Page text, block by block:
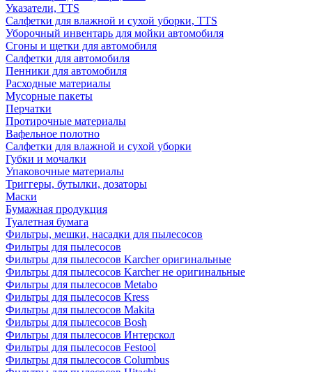
Указатели, TTS
Салфетки для влажной и сухой уборки, TTS
Уборочный инвентарь для мойки автомобиля
Сгоны и щетки для автомобиля
Салфетки для автомобиля
Пенники для автомобиля
Расходные материалы
Мусорные пакеты
Перчатки
Протирочные материалы
Вафельное полотно
Салфетки для влажной и сухой уборки
Губки и мочалки
Упаковочные материалы
Триггеры, бутылки, дозаторы
Маски
Бумажная продукция
Туалетная бумага
Фильтры, мешки, насадки для пылесосов
Фильтры для пылесосов
Фильтры для пылесосов Karcher оригинальные
Фильтры для пылесосов Karcher не оригинальные
Фильтры для пылесосов Metabo
Фильтры для пылесосов Kress
Фильтры для пылесосов Makita
Фильтры для пылесосов Bosh
Фильтры для пылесосов Интерскол
Фильтры для пылесосов Festool
Фильтры для пылесосов Columbus